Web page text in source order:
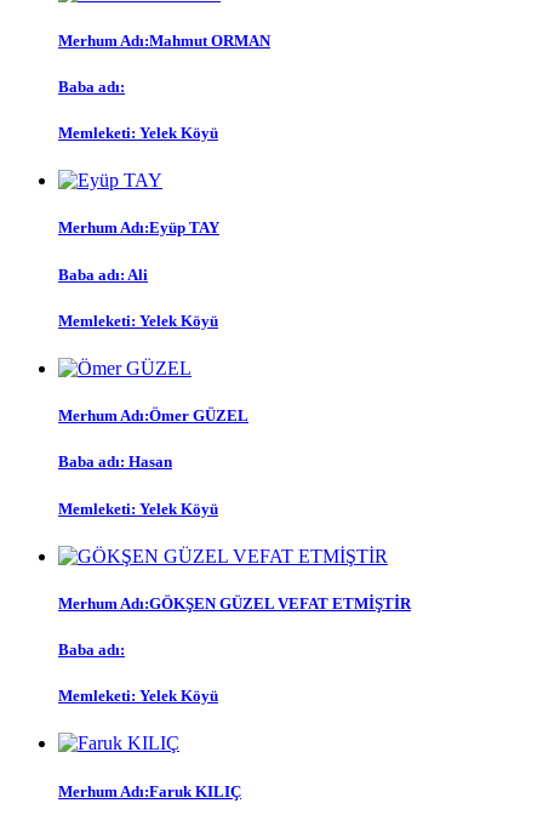
Merhum Adı:Mahmut ORMAN
Baba adı:
Memleketi: Yelek Köyü
Merhum Adı:Eyüp TAY
Baba adı: Ali
Memleketi: Yelek Köyü
Merhum Adı:Ömer GÜZEL
Baba adı: Hasan
Memleketi: Yelek Köyü
Merhum Adı:GÖKŞEN GÜZEL VEFAT ETMİŞTİR
Baba adı:
Memleketi: Yelek Köyü
Merhum Adı:Faruk KILIÇ